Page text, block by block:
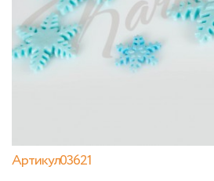
Артикул03621